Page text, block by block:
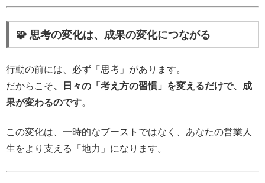
🧩 思考の変化は、成果の変化につながる
行動の前には、必ず「思考」があります。
だからこそ、日々の「考え方の習慣」を変えるだけで、成
果が変わるのです。
この変化は、一時的なブーストではなく、あなたの営業人
生をより支える「地力」になります。